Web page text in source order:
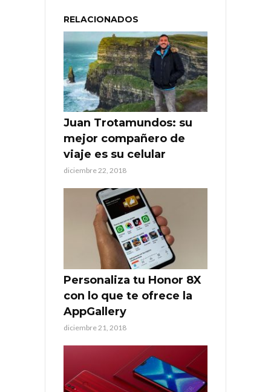
RELACIONADOS
Juan Trotamundos: su
mejor compañero de
viaje es su celular
diciembre 22, 2018
Personaliza tu Honor 8X
con lo que te ofrece la
AppGallery
diciembre 21, 2018